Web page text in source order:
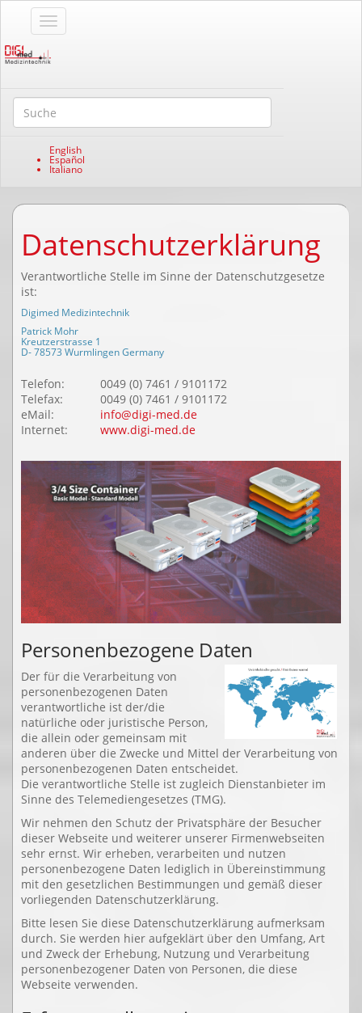
English
Español
Italiano
Datenschutzerklärung
Verantwortliche Stelle im Sinne der Datenschutzgesetze
ist:
Digimed Medizintechnik
Patrick Mohr
Kreutzerstrasse 1
D- 78573 Wurmlingen Germany
Telefon:
0049 (0) 7461 / 9101172
Telefax:
0049 (0) 7461 / 9101172
eMail:
info@digi-med.de
Internet:
www.digi-med.de
Personenbezogene Daten
Der für die Verarbeitung von
personenbezogenen Daten
verantwortliche ist der/die
natürliche oder juristische Person,
die allein oder gemeinsam mit
anderen über die Zwecke und Mittel der Verarbeitung von
personenbezogenen Daten entscheidet.
Die verantwortliche Stelle ist zugleich Dienstanbieter im
Sinne des Telemediengesetzes (TMG).
Wir nehmen den Schutz der Privatsphäre der Besucher
dieser Webseite und weiterer unserer Firmenwebseiten
sehr ernst. Wir erheben, verarbeiten und nutzen
personenbezogene Daten lediglich in Übereinstimmung
mit den gesetzlichen Bestimmungen und gemäß dieser
vorliegenden Datenschutzerklärung.
Bitte lesen Sie diese Datenschutzerklärung aufmerksam
durch. Sie werden hier aufgeklärt über den Umfang, Art
und Zweck der Erhebung, Nutzung und Verarbeitung
personenbezogener Daten von Personen, die diese
Webseite verwenden.